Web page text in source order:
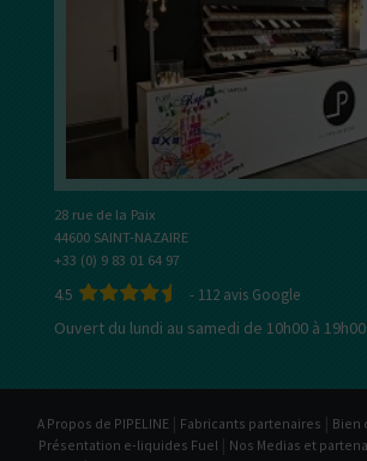
28 rue de la Paix
44600 SAINT-NAZAIRE
+33 (0) 9 83 01 64 97
4.5 - 112 avis Google
Ouvert du lundi au samedi de 10h00 à 19h00
A Propos de PIPELINE | Fabricants partenaires | Bien
Présentation e-liquides Fuel | Nos Medias et